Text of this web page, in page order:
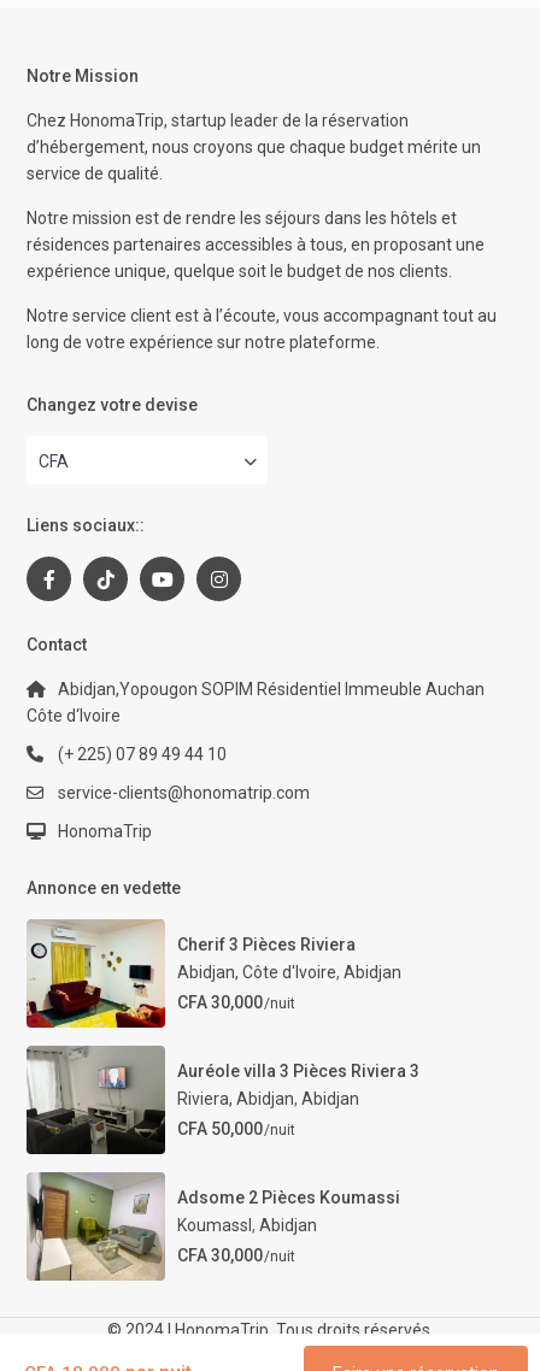
Notre Mission
Chez HonomaTrip, startup leader de la réservation
d’hébergement, nous croyons que chaque budget mérite un
service de qualité.
Notre mission est de rendre les séjours dans les hôtels et
résidences partenaires accessibles à tous, en proposant une
expérience unique, quelque soit le budget de nos clients.
Notre service client est à l’écoute, vous accompagnant tout au
long de votre expérience sur notre plateforme.
Changez votre devise
CFA
Liens sociaux::
Contact
Abidjan,Yopougon SOPIM Résidentiel Immeuble Auchan
Côte d‘Ivoire
(+ 225) 07 89 49 44 10
service-clients@honomatrip.com
HonomaTrip
Annonce en vedette
Cherif 3 Pièces Riviera
Abidjan, Côte d'Ivoire, Abidjan
CFA 30,000/nuit
Auréole villa 3 Pièces Riviera 3
Riviera, Abidjan, Abidjan
CFA 50,000/nuit
Adsome 2 Pièces Koumassi
KoumassI , Abidjan
CFA 30,000/nuit
© 2024 | HonomaTrip. Tous droits réservés.